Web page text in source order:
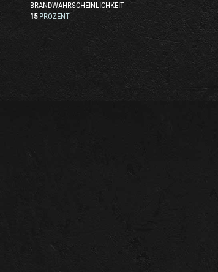
BRANDWAHRSCHEINLICHKEIT
15 PROZENT